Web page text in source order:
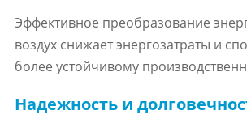
Эффективное преобразование
воздух снижает энергозатраты и
более устойчивому
Надежность и